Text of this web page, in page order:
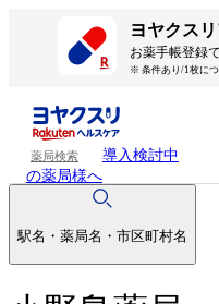
ヨヤクス
お薬手帳登録
※ 条件あり/1枚に
薬局検索
導入検討中
の薬局様へ
駅名・薬局名・市区町村名
処方せんを送って待ち時間
処方せんを送って待ち時間